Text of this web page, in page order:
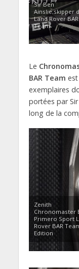
Sir Ben
Ainslie,skipper
Land Rover BAR
Team
Le
BAR Team
exemplaires
portées par
long de la
Zenith
Chronomaster
Primero Sport
Rover BAR
Edition